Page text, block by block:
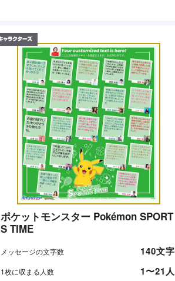
ポケットモンスター Pokémon SPORT
S TIME
メッセージの文字数 140文字
1枚に収まる人数 1〜21人